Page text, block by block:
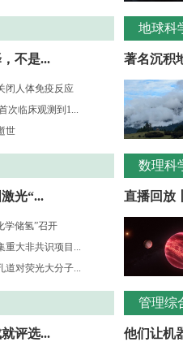
不是...
闭人体免疫反应
次临床观测到1...
世
光“...
学储氢”召开
重大非共识项目...
道对荧光大分子...
评选...
地球科
著名沉积
数理科
直播回放
管理综
他们让机